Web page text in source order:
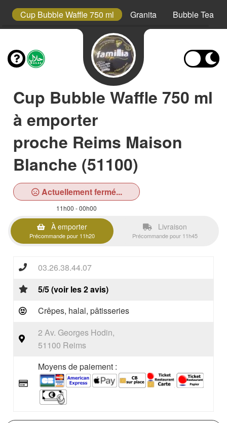
Cup Bubble Waffle 750 ml Granita Bubble Tea
Cup Bubble Waffle 750 ml
à emporter
proche Reims Maison
Blanche (51100)
Actuellement fermé...
11h00 - 00h00
À emporter
Précommande pour 11h20
Livraison
Précommande pour 11h45
03.26.38.44.07
5/5 (voir les 2 avis)
Crêpes, halal, pâtisseries
2 Av. Georges Hodin,
51100 Reims
Moyens de paiement :